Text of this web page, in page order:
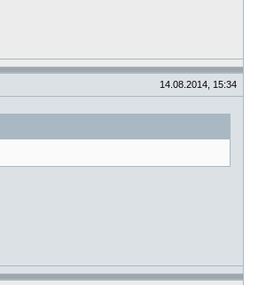
14.08.2014, 15:34